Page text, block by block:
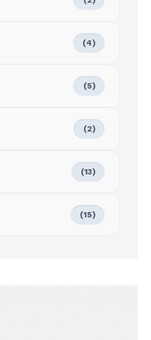
(4)
(5)
(2)
(13)
(15)